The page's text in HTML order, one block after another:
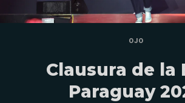
OJO
Clausura de la
Paraguay